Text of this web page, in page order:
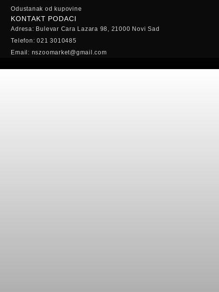
Odustanak od kupovine
KONTAKT PODACI
Adresa: Bulevar Cara Lazara 98, 21000 Novi Sad
Telefon: 021 3010485
Email: nszoomarket@gmail.com